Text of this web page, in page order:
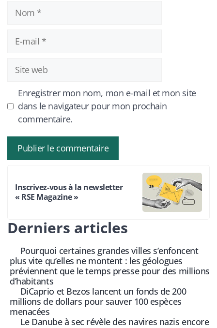
Nom
mail
Site
web
Enregistrer mon nom, mon e-mail et mon site
dans le navigateur pour mon prochain
commentaire.
Inscrivez-vous à la newsletter
« RSE Magazine »
Derniers articles
Pourquoi certaines grandes villes s’enfoncent
plus vite qu’elles ne montent : les géologues
préviennent que le temps presse pour des millions
d’habitants
DiCaprio et Bezos lancent un fonds de 200
millions de dollars pour sauver 100 espèces
menacées
Le Danube à sec révèle des navires nazis encore